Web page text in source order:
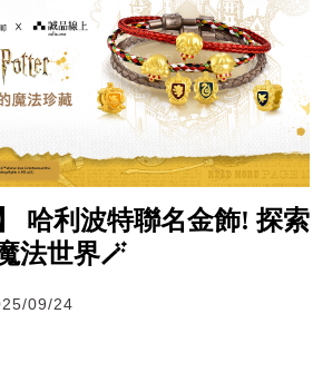
哈利波特聯名金飾! 探索
法世界🪄
09/24